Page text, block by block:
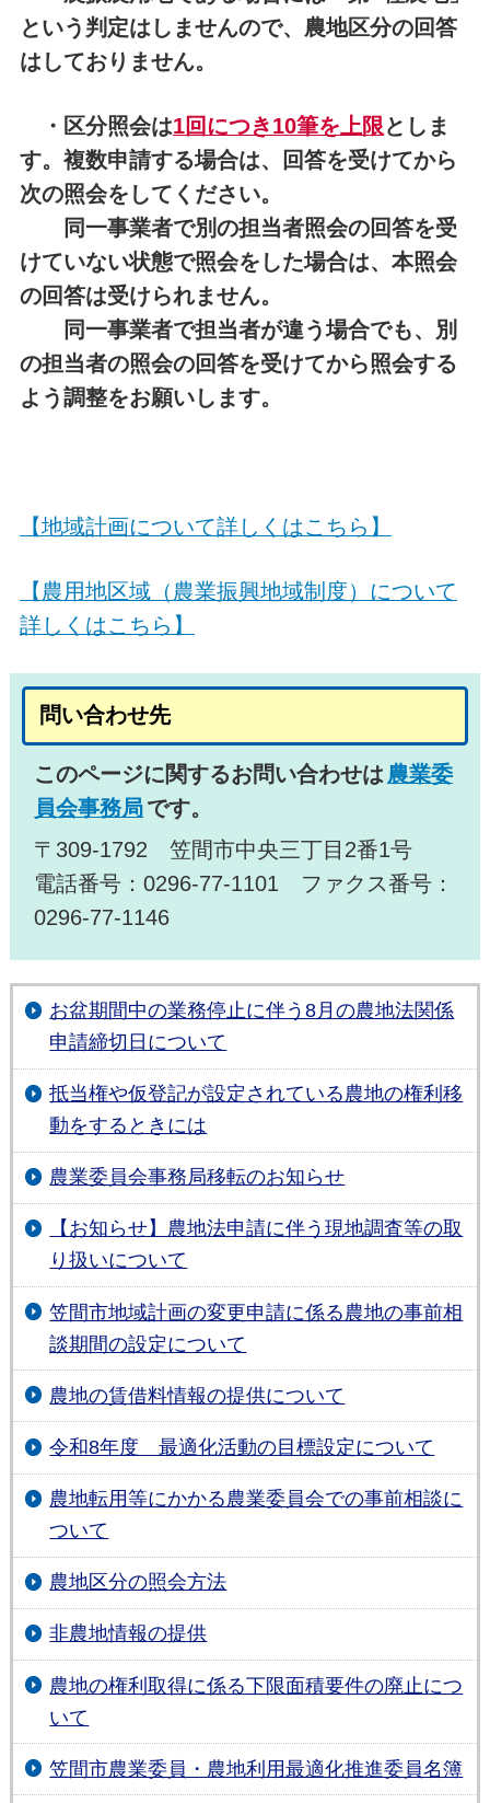
という判定はしませんので、農地区分の回答
はしておりません。
・区分照会は1回につき10筆を上限としま
す。複数申請する場合は、回答を受けてから
次の照会をしてください。
同一事業者で別の担当者照会の回答を受
けていない状態で照会をした場合は、本照会
の回答は受けられません。
同一事業者で担当者が違う場合でも、別
の担当者の照会の回答を受けてから照会する
よう調整をお願いします。
【地域計画について詳しくはこちら】
【農用地区域（農業振興地域制度）について
詳しくはこちら】
問い合わせ先
このページに関するお問い合わせは 農業委
員会事務局です。
〒309-1792 笠間市中央三丁目2番1号
電話番号：0296-77-1101 ファクス番号：
0296-77-1146
お盆期間中の業務停止に伴う8月の農地法関係
申請締切日について
抵当権や仮登記が設定されている農地の権利移
動をするときには
農業委員会事務局移転のお知らせ
【お知らせ】農地法申請に伴う現地調査等の取
り扱いについて
笠間市地域計画の変更申請に係る農地の事前相
談期間の設定について
農地の賃借料情報の提供について
令和8年度 最適化活動の目標設定について
農地転用等にかかる農業委員会での事前相談に
ついて
農地区分の照会方法
非農地情報の提供
農地の権利取得に係る下限面積要件の廃止につ
いて
笠間市農業委員・農地利用最適化推進委員名簿